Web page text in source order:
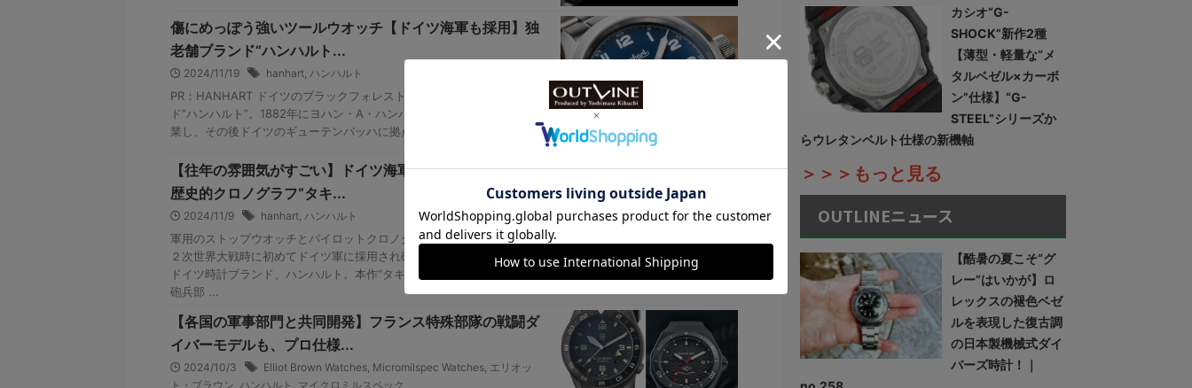
傷にめっぽう強いツールウオッチ【ドイツ海軍も採用】独
老舗ブランド“ハンハルト...
2024/11/19 hanhart, ハンハルト
PR：HANHART ドイツのブラックフォレストに拠点を構える時計ブラン
ド“ハンハルト”。1882年にヨハン・A・ハンハルトによってスイスで創
業し、その後ドイツのギューテンバッハに拠点を移した同社は、 ...
【往年の雰囲気がすごい】ドイツ海軍砲兵部隊が初採用！
歴史的クロノグラフ“タキ...
2024/11/9 hanhart, ハンハルト
軍用のストップウオッチとパイロットクロノグラフを中心に発展し、第
２次世界大戦時に初めてドイツ軍に採用され確固たる地位を築き上げた
ドイツ時計ブランド、ハンハルト。本作“タキテレ”はかつてドイツ海軍
砲兵部 ...
【各国の軍事部門と共同開発】フランス特殊部隊の戦闘ダ
イバーモデルも、プロ仕様...
2024/10/3 Elliot Brown Watches, Micromilspec Watches, エリオッ
ト・ブラウン, ハンハルト , マイクロミルスペック
カシオ“G-
SHOCK”新作2種
【薄型・軽量な“メ
タルベゼル×カーボ
ン”仕様】“G-
STEEL”シリーズか
らウレタンベルト仕様の新機軸
＞＞＞もっと見る
OUTLINEニュース
【酷暑の夏こそ“グ
レー”はいかが】ロ
レックスの褪色ベゼ
ルを表現した復古調
の日本製機械式ダイ
バーズ時計！｜